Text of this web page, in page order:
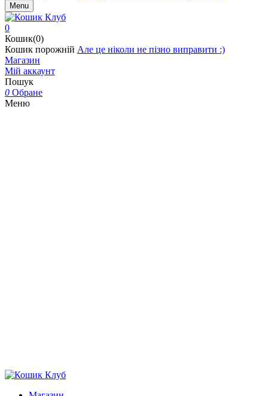
Menu
0
Кошик(0)
Кошик порожній Але це ніколи не пізно виправити :)
Магазин
Мій аккаунт
Пошук
0 Обране
Меню